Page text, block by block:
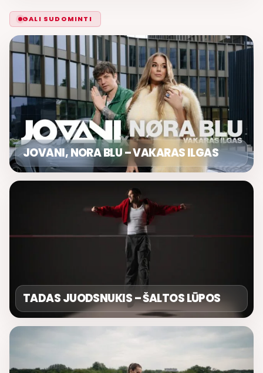
GALI SUDOMINTI
JOVANI, NORA BLU – VAKARAS ILGAS
TADAS JUODSNUKIS – ŠALTOS LŪPOS